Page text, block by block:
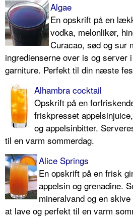
Algae
En opskrift på en
vodka, melonlikør,
Curacao, sød og sur
ingredienserne over is og server
garniture. Perfekt til din næste
Alhambra cocktail
Opskrift på en
friskpresset
og appelsinbitter.
til en varm sommerdag.
Alice Springs
En opskrift på en frisk
appelsin og grenadine.
mineralvand og en
at lave og perfekt til en varm